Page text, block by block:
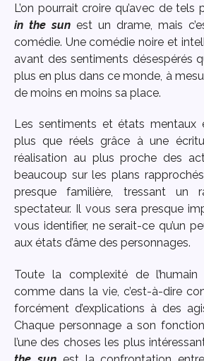
L’on pourrait croire qu’avec de tels
in the sun est un drame, mais
comédie. Une comédie noire et
avant des sentiments désespérés
plus en plus dans ce monde, à
de moins en moins sa place.
Les sentiments et états mentaux
plus que réels grâce à une
réalisation au plus proche des
beaucoup sur les plans
presque familière, tressant un
spectateur. Il vous sera presque
vous identifier, ne serait-ce qu’un
aux états d’âme des personnages.
Toute la complexité de
comme dans la vie, c’est-à-dire
forcément d’explications à des
Chaque personnage a son
l’une des choses les plus